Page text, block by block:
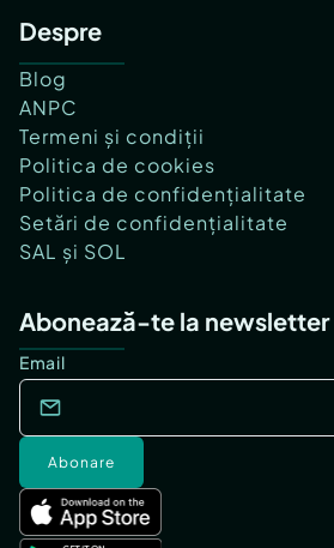
Despre
Blog
ANPC
Termeni și condiții
Politica de cookies
Politica de confidențialitate
Setări de confidențialitate
SAL și SOL
Abonează-te la newsletter
Email
Abonare